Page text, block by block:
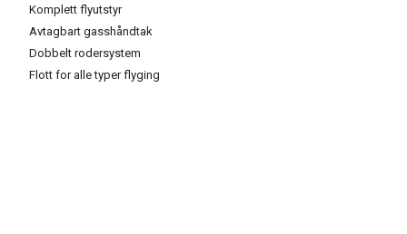
Komplett flyutstyr
Avtagbart gasshåndtak
Dobbelt rodersystem
Flott for alle typer flyging